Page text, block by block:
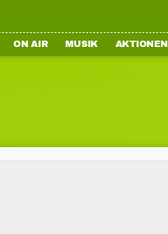
ON AIR MUSIK AKTIONEN